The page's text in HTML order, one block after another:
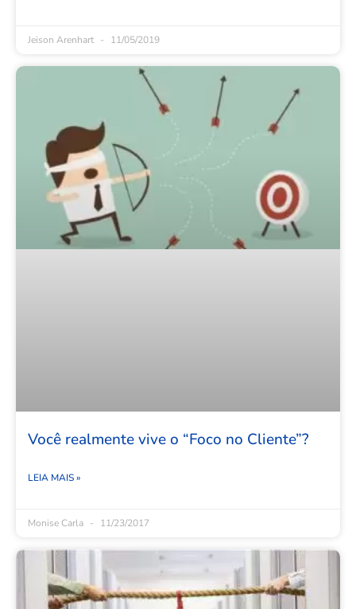
Jeison Arenhart 11/05/2019
Você realmente vive o “Foco no Cliente”?
LEIA MAIS »
Monise Carla 11/23/2017